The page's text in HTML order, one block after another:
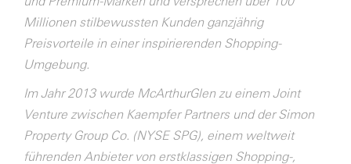
Millionen stilbewussten Kunden ganzjährig
Preisvorteile in einer inspirierenden Shopping-
Umgebung.
Im Jahr 2013 wurde McArthurGlen zu einem Joint
Venture zwischen Kaempfer Partners und der Simon
Property Group Co. (NYSE SPG), einem weltweit
führenden Anbieter von erstklassigen Shopping-,